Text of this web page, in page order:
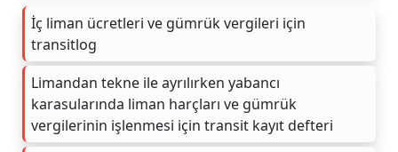
İç liman ücretleri ve gümrük vergileri için
transitlog
Limandan tekne ile ayrılırken yabancı
karasularında liman harçları ve gümrük
vergilerinin işlenmesi için transit kayıt defteri